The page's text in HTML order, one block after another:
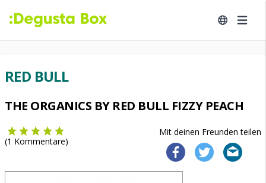
RED BULL
THE ORGANICS BY RED BULL FIZZY PEACH
Mit deinen Freunden teilen
(1 Kommentare)